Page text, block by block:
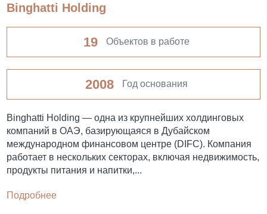
Binghatti Holding
19 Объектов в работе
2008 Год основания
Binghatti Holding — одна из крупнейших холдинговых
компаний в ОАЭ, базирующаяся в Дубайском
международном финансовом центре (DIFC). Компания
работает в нескольких секторах, включая недвижимость,
продукты питания и напитки,...
Подробнее